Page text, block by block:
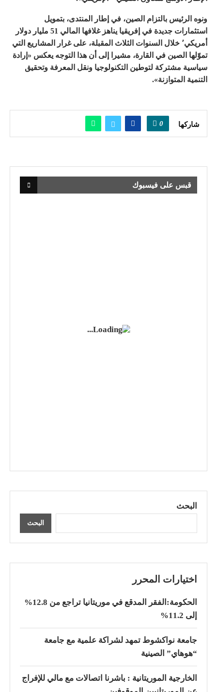
ونوه الرئيس بالتزام الصين، في إطار المنتدى، بتمويل
استثمارات جديدة في إفريقيا يناهز غلافها المالي 51 مليار دولار
أمريكي٬ خلال السنوات الثلاث المقبلة، على غرار المشاريع التي
تموّلها الصين في القارة، مشيرا إلى أن هذا التوجه يعكس «إرادة
سياسية مشتركة لتوطين التكنولوجيا ونقل المعرفة وتحقيق
التنمية المتوازنة».
شاركها 0
قبس على فيسبوك
البحث
البحث
اختيارات المحرر
الحكومة:الفقر المدقع في موريتانيا تراجع من 12.8%
إلى 11.2%
جامعة نواكشوط تمهد لشراكة علمية مع جامعة
“هوهاي” الصينية
الخارجية الموريتانية : باشرنا اتصالات مع مالي للإفراج